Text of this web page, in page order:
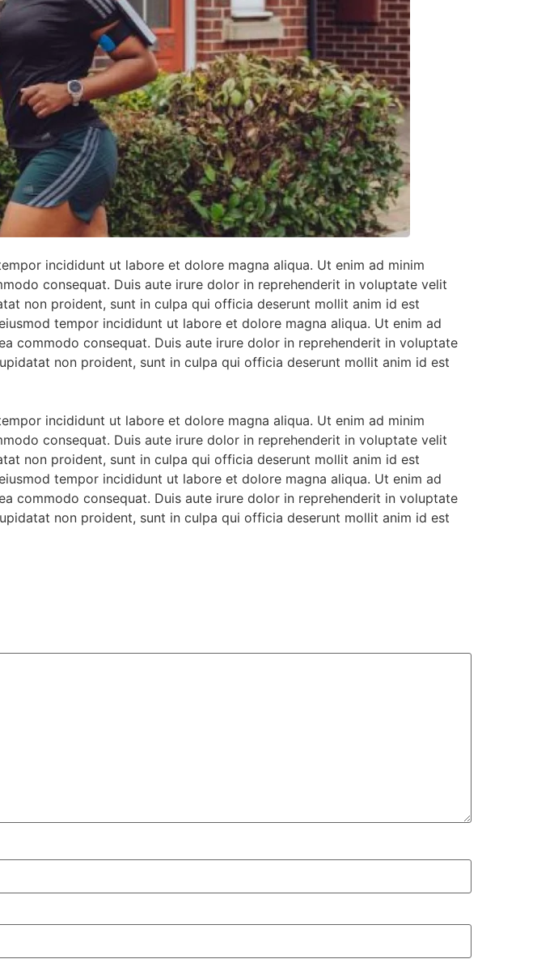
incididunt ut labore et dolore magna aliqua. Ut enim ad minim
consequat. Duis aute irure dolor in reprehenderit in voluptate velit
non proident, sunt in culpa qui officia deserunt mollit anim id est
tempor incididunt ut labore et dolore magna aliqua. Ut enim ad
commodo consequat. Duis aute irure dolor in reprehenderit in voluptate
non proident, sunt in culpa qui officia deserunt mollit anim id est
incididunt ut labore et dolore magna aliqua. Ut enim ad minim
consequat. Duis aute irure dolor in reprehenderit in voluptate velit
non proident, sunt in culpa qui officia deserunt mollit anim id est
tempor incididunt ut labore et dolore magna aliqua. Ut enim ad
commodo consequat. Duis aute irure dolor in reprehenderit in voluptate
non proident, sunt in culpa qui officia deserunt mollit anim id est